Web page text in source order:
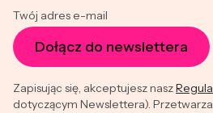
Twój adres e-mail
Dołącz do newslettera
Zapisując się, akceptujesz nasz
dotyczącym Newslettera).